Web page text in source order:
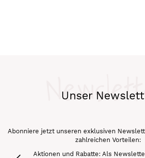
Unser
Abonniere jetzt unseren exklusiven
zahlreichen Vorteilen:
Aktionen und Rabatte: Als